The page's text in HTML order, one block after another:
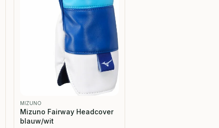
MIZUNO
Mizuno Fairway Headcover
blauw/wit